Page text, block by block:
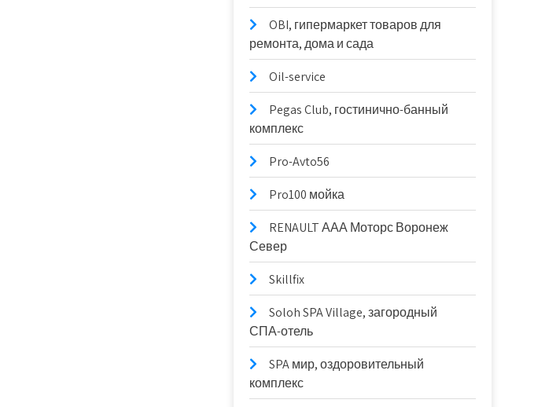
OBI, гипермаркет товаров для
ремонта, дома и сада
Oil-service
Pegas Club, гостинично-банный
комплекс
Pro-Avto56
Pro100 мойка
RENAULT ААА Моторс Воронеж
Север
Skillfix
Soloh SPA Village, загородный
СПА-отель
SPA мир, оздоровительный
комплекс